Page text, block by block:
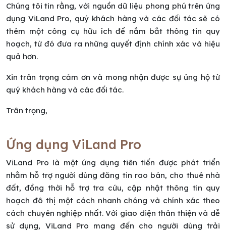
Chúng tôi tin rằng, với nguồn dữ liệu phong phú trên ứng
dụng ViLand Pro, quý khách hàng và các đối tác sẽ có
thêm một công cụ hữu ích để nắm bắt thông tin quy
hoạch, từ đó đưa ra những quyết định chính xác và hiệu
quả hơn.
Xin trân trọng cảm ơn và mong nhận được sự ủng hộ từ
quý khách hàng và các đối tác.
Trân trọng,
Ứng dụng ViLand Pro
ViLand Pro là một ứng dụng tiên tiến được phát triển
nhằm hỗ trợ người dùng đăng tin rao bán, cho thuê nhà
đất, đồng thời hỗ trợ tra cứu, cập nhật thông tin quy
hoạch đô thị một cách nhanh chóng và chính xác theo
cách chuyên nghiệp nhất. Với giao diện thân thiện và dễ
sử dụng, ViLand Pro mang đến cho người dùng trải